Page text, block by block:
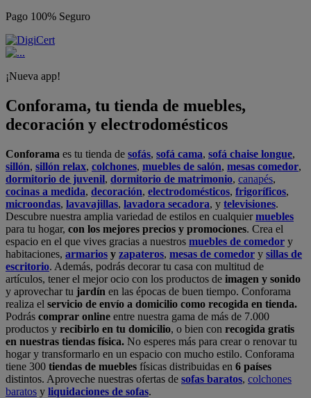
Pago 100% Seguro
¡Nueva app!
Conforama, tu tienda de muebles,
decoración y electrodomésticos
Conforama es tu tienda de sofás, sofá cama, sofá chaise longue,
sillón, sillón relax, colchones, muebles de salón, mesas comedor,
dormitorio de juvenil, dormitorio de matrimonio, canapés,
cocinas a medida, decoración, electrodomésticos, frigoríficos,
microondas, lavavajillas, lavadora secadora, y televisiones.
Descubre nuestra amplia variedad de estilos en cualquiermuebles
para tu hogar, con los mejores precios y promociones. Crea el
espacio en el que vives gracias a nuestros muebles de comedor y
habitaciones, armarios y zapateros, mesas de comedor y sillas de
escritorio. Además, podrás decorar tu casa con multitud de
artículos, tener el mejor ocio con los productos de imagen y sonido
y aprovechar tu jardín en las épocas de buen tiempo. Conforama
realiza el servicio de envío a domicilio como recogida en tienda.
Podrás comprar online entre nuestra gama de más de 7.000
productos y recibirlo en tu domicilio, o bien con recogida gratis
en nuestras tiendas física. No esperes más para crear o renovar tu
hogar y transformarlo en un espacio con mucho estilo. Conforama
tiene 300 tiendas de muebles físicas distribuidas en 6 países
distintos. Aproveche nuestras ofertas de sofas baratos, colchones
baratos y liquidaciones de sofas.